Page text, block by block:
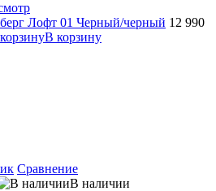
Лофт 01 Черный/черный 12 990
В корзину
Сравнение
В наличии